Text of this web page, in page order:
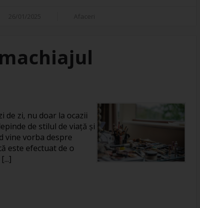
de zi, nu doar la ocazii
de stilul de viață și
vine vorba despre
este efectuat de o